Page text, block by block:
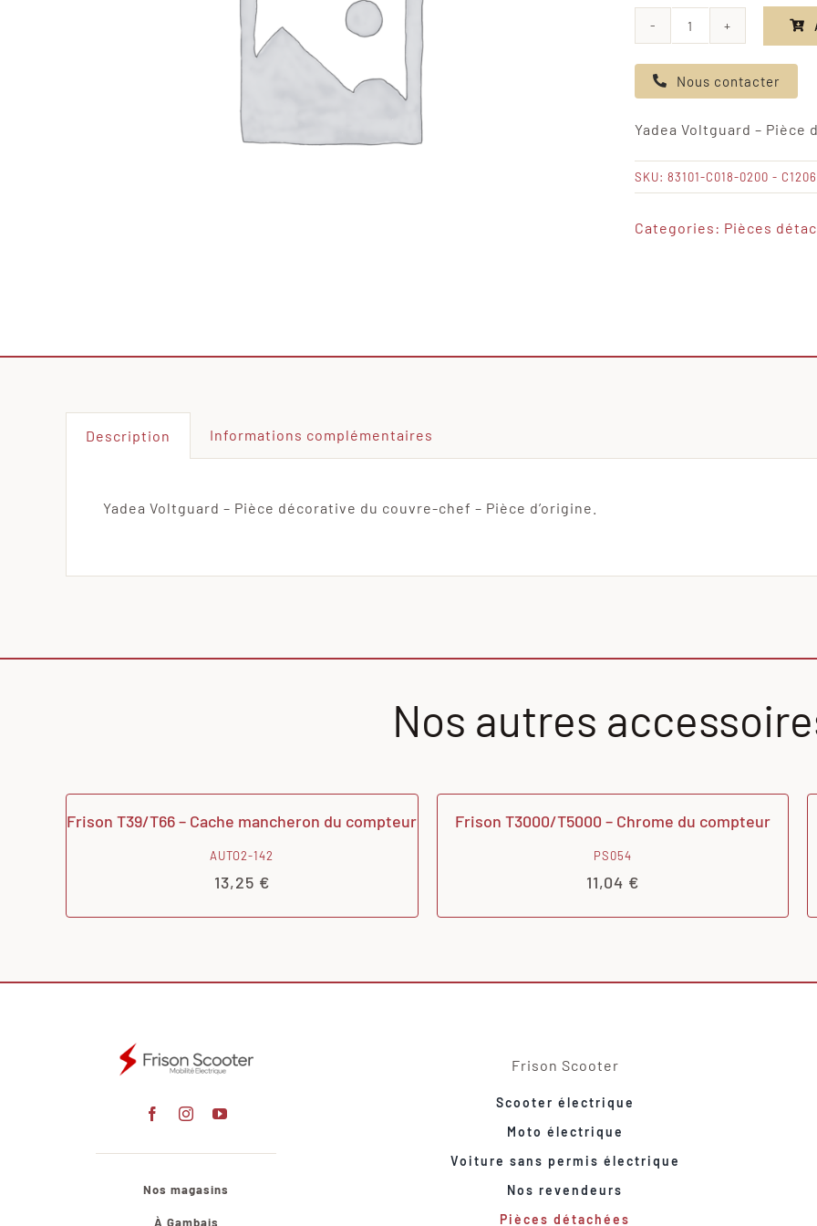
quantité
de
Yadea
-
Pièce
décorative
Nous contacter
Yadea Voltguard –
SKU: 83101-C018-0200 -
Categories: Pièces
Description Informations complémentaires
Yadea Voltguard – Pièce décorative du couvre-chef – Pièce d’origine.
Nos autres
Frison T39/T66 – Cache mancheron du compteur
AUTO2-142
13,25 €
Frison T3000/T5000 – Chrome du compteur
PS054
11,04 €
Nos magasins
À Gambais
Frison Scooter
Scooter électrique
Moto électrique
Voiture sans permis électrique
Nos revendeurs
Pièces détachées